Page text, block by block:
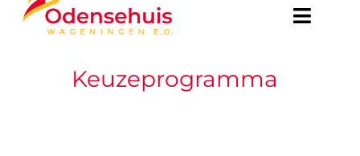
Toggle
WELKOMKeuzeprogramma